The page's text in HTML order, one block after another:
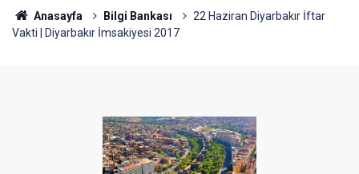
Anasayfa Bilgi Bankası
22 Haziran Diyarbakır İftar
Vakti | Diyarbakır İmsakiyesi 2017